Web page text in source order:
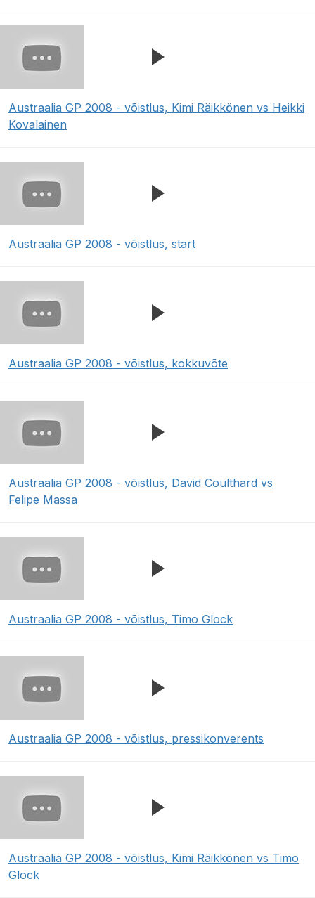
Austraalia GP 2008 - võistlus, Kimi Räikkönen vs Heikki
Kovalainen
Austraalia GP 2008 - võistlus, start
Austraalia GP 2008 - võistlus, kokkuvõte
Austraalia GP 2008 - võistlus, David Coulthard vs
Felipe Massa
Austraalia GP 2008 - võistlus, Timo Glock
Austraalia GP 2008 - võistlus, pressikonverents
Austraalia GP 2008 - võistlus, Kimi Räikkönen vs Timo
Glock